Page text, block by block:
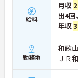
給料
月収
出4回
年収
勤務地
和歌
ＪＲ